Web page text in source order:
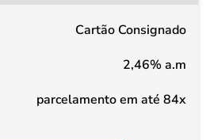
Cartão Consignado
2,46% a.m
parcelamento em até 84x